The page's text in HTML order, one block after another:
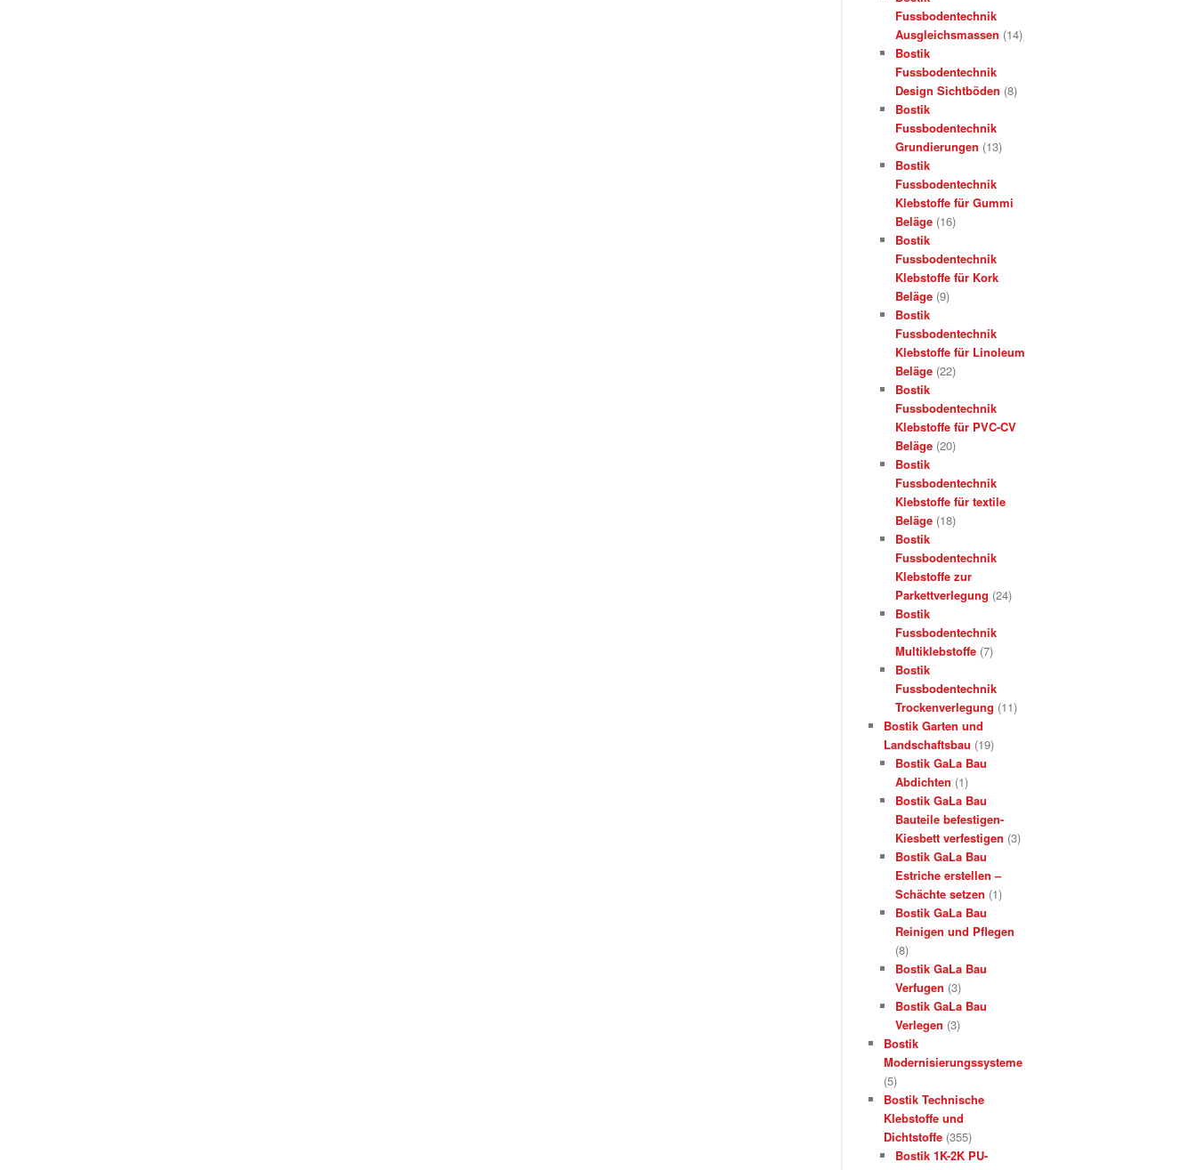
Fussbodentechnik
Ausgleichsmassen (14)
Bostik
Fussbodentechnik
Design Sichtböden (8)
Bostik
Fussbodentechnik
Grundierungen (13)
Bostik
Fussbodentechnik
Klebstoffe für Gummi
Beläge (16)
Bostik
Fussbodentechnik
Klebstoffe für Kork
Beläge (9)
Bostik
Fussbodentechnik
Klebstoffe für Linoleum
Beläge (22)
Bostik
Fussbodentechnik
Klebstoffe für PVC-CV
Beläge (20)
Bostik
Fussbodentechnik
Klebstoffe für textile
Beläge (18)
Bostik
Fussbodentechnik
Klebstoffe zur
Parkettverlegung (24)
Bostik
Fussbodentechnik
Multiklebstoffe (7)
Bostik
Fussbodentechnik
Trockenverlegung (11)
Bostik Garten und
Landschaftsbau (19)
Bostik GaLa Bau
Abdichten (1)
Bostik GaLa Bau
Bauteile befestigen-
Kiesbett verfestigen (3)
Bostik GaLa Bau
Estriche erstellen –
Schächte setzen (1)
Bostik GaLa Bau
Reinigen und Pflegen
(8)
Bostik GaLa Bau
Verfugen (3)
Bostik GaLa Bau
Verlegen (3)
Bostik
Modernisierungssysteme
(5)
Bostik Technische
Klebstoffe und
Dichtstoffe (355)
Bostik 1K-2K PU-